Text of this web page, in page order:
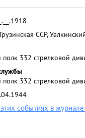
__.__.1918
Грузинская ССР,
332 стрелковой
332 стрелковой
этих событиях в